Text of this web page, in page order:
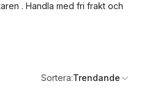
. Handla med fri frakt och
Sortera:Trendande